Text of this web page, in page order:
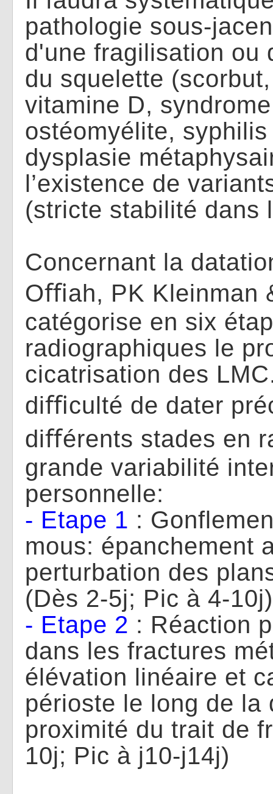
pathologie sous-
d'une fragilisation ou
du squelette
vitamine D,
ostéomyélite,
dysplasie
l’existence de
(stricte stabilité dans
Concernant la
Oﬃah, PK Kleinman
catégorise en six
radiographiques le
cicatrisation des
diﬃculté de dater
diﬀérents stades en
grande variabilité
personnelle:
- Etape 1 :
mous: épanchement
perturbation des
(Dès 2-5j; Pic à 4-
- Etape 2 : Réaction
dans les fractures
élévation linéaire et
périoste le long de la
proximité du trait de
10j; Pic à j10-j14j)